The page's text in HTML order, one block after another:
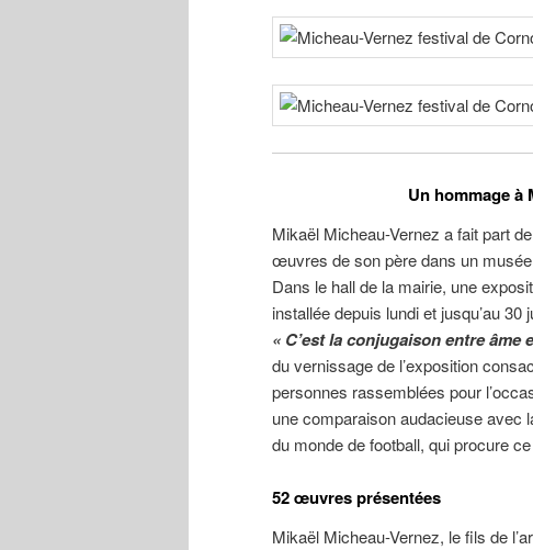
Un hommage à
Mikaël Micheau-Vernez a fait part
œuvres de son père dans un
Dans le hall de la mairie, une
installée depuis lundi et jusqu’au
« C’est la conjugaison entre âme
du vernissage de l’exposition
personnes rassemblées pour
une comparaison audacieuse avec
du monde de football, qui procure
52 œuvres présentées
Mikaël Micheau-Vernez, le fils de